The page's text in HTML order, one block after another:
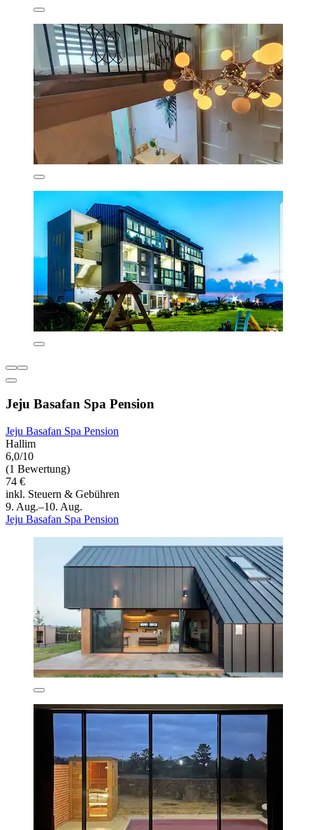
Jeju Basafan Spa Pension
Jeju Basafan Spa Pension
Hallim
6,0/10
(1 Bewertung)
74 €
inkl. Steuern & Gebühren
9. Aug.–10. Aug.
Jeju Basafan Spa Pension